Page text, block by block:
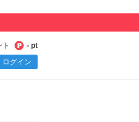
- pt
ログイン